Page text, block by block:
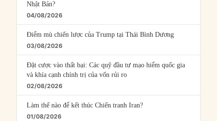
Nhật Bản?
04/08/2026
Điểm mù chiến lược của Trump tại Thái Bình Dương
03/08/2026
Đặt cược vào thất bại: Các quỹ đầu tư mạo hiểm quốc gia
và khía cạnh chính trị của vốn rủi ro
02/08/2026
Làm thế nào để kết thúc Chiến tranh Iran?
01/08/2026